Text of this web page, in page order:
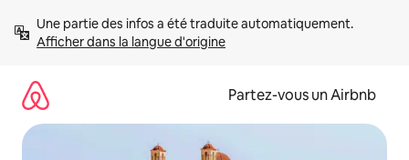
directement
Afficher dans la langue d'origine
Partez-vous un Airbnb